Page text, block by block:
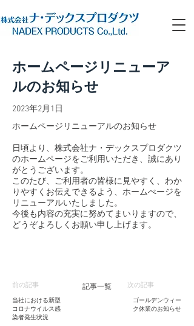
ホームページリニューア
ルのお知らせ
2023年2月1日
ホームページリニューアルのお知らせ
日頃より、株式会社ナ・デックスプロダクツ
のホームページをご利用いただき、誠にあり
がとうございます。
このたび、ご利用者の皆様に見やすく、わか
りやすくお伝えできるよう、ホームぺージを
リニューアルいたしました。
今後も内容の充実に努めてまいりますので、
どうぞよろしくお願い申し上げます。
前の記事 記事一覧 次の記事
当社における新型
コロナウイルス感
染者発生状況
ゴールデンウィー
ク休業のお知らせ